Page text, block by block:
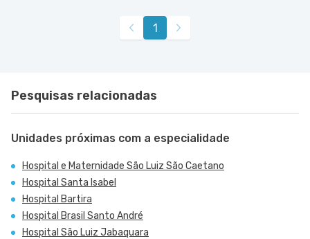
1
Pesquisas relacionadas
Unidades próximas com a especialidade
Hospital e Maternidade São Luiz São Caetano
Hospital Santa Isabel
Hospital Bartira
Hospital Brasil Santo André
Hospital São Luiz Jabaquara